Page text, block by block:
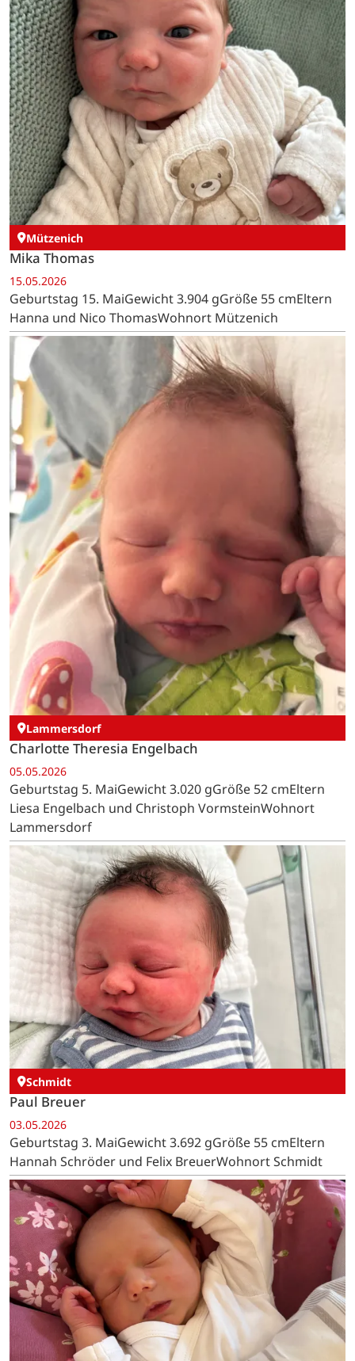
Mützenich
Mika Thomas
15.05.2026
Geburtstag 15. MaiGewicht 3.904 gGröße 55 cmEltern
Hanna und Nico ThomasWohnort Mützenich
Lammersdorf
Charlotte Theresia Engelbach
05.05.2026
Geburtstag 5. MaiGewicht 3.020 gGröße 52 cmEltern
Liesa Engelbach und Christoph VormsteinWohnort
Lammersdorf
Schmidt
Paul Breuer
03.05.2026
Geburtstag 3. MaiGewicht 3.692 gGröße 55 cmEltern
Hannah Schröder und Felix BreuerWohnort Schmidt